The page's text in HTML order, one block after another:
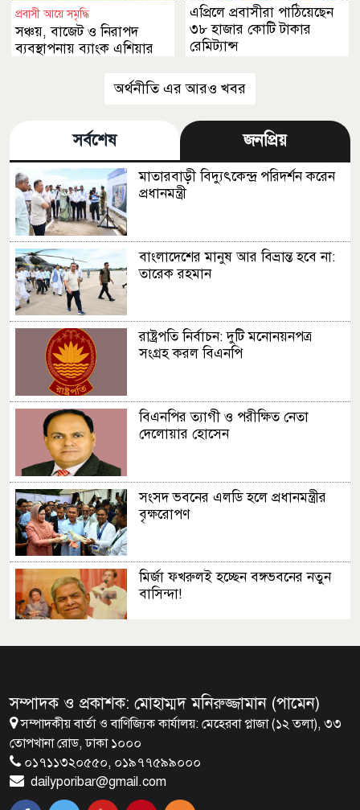
প্রবাসী আয়ে সমৃদ্ধি
সঞ্চয়, বাজেট ও নিরাপদ
ব্যবস্থাপনায় ব্যাংক এশিয়ার
এপ্রিলে প্রবাসীরা পাঠিয়েছেন
৩৮ হাজার কোটি টাকার
রেমিট্যান্স
অর্থনীতি এর আরও খবর
সর্বশেষ জনপ্রিয়
মাতারবাড়ী বিদ্যুৎকেন্দ্র পরিদর্শন করেন
প্রধানমন্ত্রী
বাংলাদেশের মানুষ আর বিভ্রান্ত হবে না:
তারেক রহমান
রাষ্ট্রপতি নির্বাচন: দুটি মনোনয়নপত্র
সংগ্রহ করল বিএনপি
বিএনপির ত্যাগী ও পরীক্ষিত নেতা
দেলোয়ার হোসেন
সংসদ ভবনের এলডি হলে প্রধানমন্ত্রীর
বৃক্ষরোপণ
মির্জা ফখরুলই হচ্ছেন বঙ্গভবনের নতুন
বাসিন্দা!
প্রধানমন্ত্রীর সঙ্গে খুদে শিল্পী অনুশ্রীর
সাক্ষাৎ
সম্পাদক ও প্রকাশক: মোহাম্মদ মনিরুজ্জামান (পামেন)
সম্পাদকীয় বার্তা ও বাণিজ্যিক কার্যালয়: মেহেরবা প্লাজা (১২ তলা), ৩৩
তোপখানা রোড, ঢাকা ১০০০
০১৭১১৩২০৫৫০, ০১৯৭৭৫৯৯০০০
dailyporibar@gmail.com